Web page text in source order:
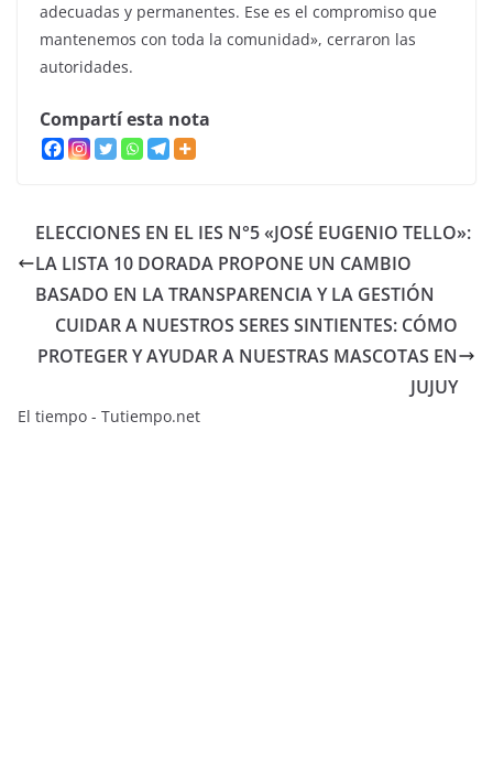
adecuadas y permanentes. Ese es el compromiso que
mantenemos con toda la comunidad», cerraron las
autoridades.
Compartí esta nota
ELECCIONES EN EL IES N°5 «JOSÉ EUGENIO TELLO»:
LA LISTA 10 DORADA PROPONE UN CAMBIO
BASADO EN LA TRANSPARENCIA Y LA GESTIÓN
CUIDAR A NUESTROS SERES SINTIENTES: CÓMO
PROTEGER Y AYUDAR A NUESTRAS MASCOTAS EN
JUJUY
El tiempo - Tutiempo.net